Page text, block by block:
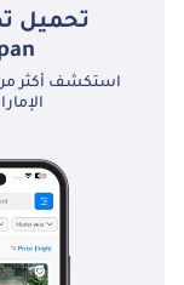
الإمارات